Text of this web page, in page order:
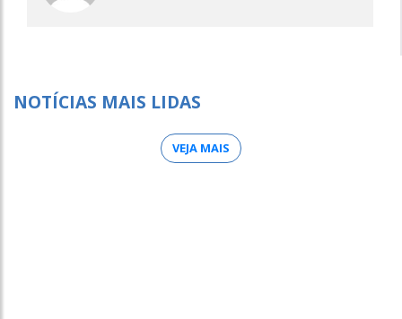
NOTÍCIAS MAIS LIDAS
VEJA MAIS